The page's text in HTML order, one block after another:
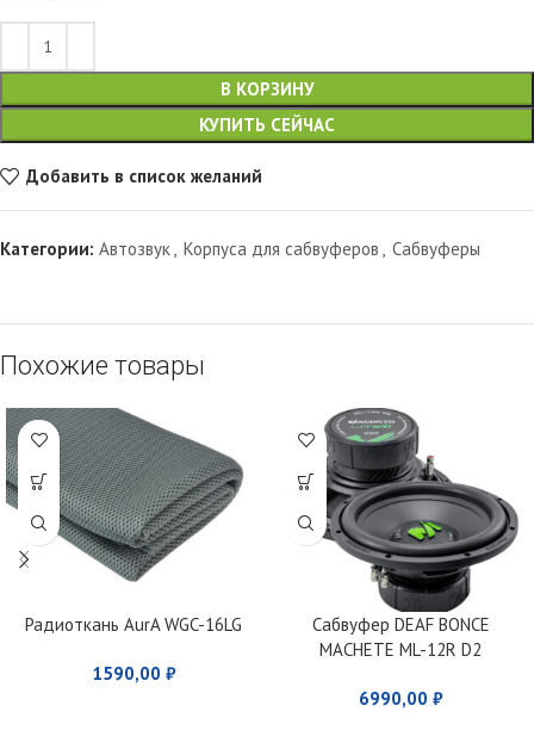
В КОРЗИНУ
КУПИТЬ СЕЙЧАС
Добавить в список желаний
Категории: Автозвук Корпуса для сабвуферов Сабвуферы
Похожие товары
Радиоткань AurA WGC-16LG
1590,00 ₽
Сабвуфер DEAF BONCE
MACHETE ML-12R D2
6990,00 ₽